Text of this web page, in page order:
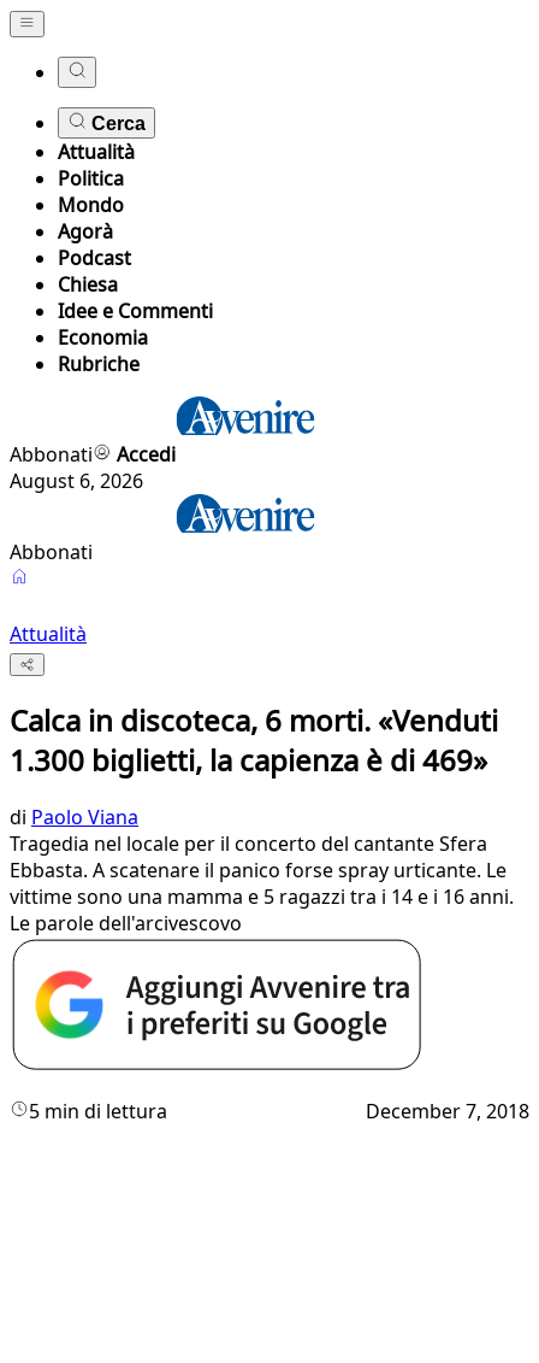
Cerca
Attualità
Politica
Mondo
Agorà
Podcast
Chiesa
Idee e Commenti
Economia
Rubriche
Abbonati
Accedi
August 6, 2026
Abbonati
Attualità
Calca in discoteca, 6 morti. «Venduti
1.300 biglietti, la capienza è di 469»
di Paolo Viana
Tragedia nel locale per il concerto del cantante Sfera
Ebbasta. A scatenare il panico forse spray urticante. Le
vittime sono una mamma e 5 ragazzi tra i 14 e i 16 anni.
Le parole dell'arcivescovo
5 min di lettura December 7, 2018